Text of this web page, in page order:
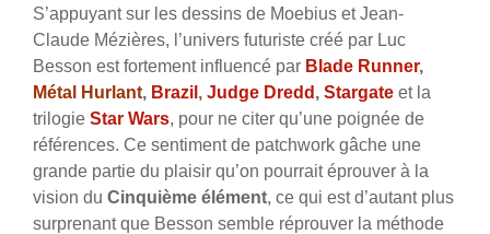
S’appuyant sur les dessins de Moebius et Jean-
Claude Mézières, l’univers futuriste créé par Luc
Besson est fortement influencé par Blade Runner,
Métal Hurlant, Brazil , Judge Dredd , Stargate et la
trilogie Star Wars, pour ne citer qu’une poignée de
références. Ce sentiment de patchwork gâche une
grande partie du plaisir qu’on pourrait éprouver à la
vision du Cinquième élément, ce qui est d’autant plus
surprenant que Besson semble réprouver la méthode